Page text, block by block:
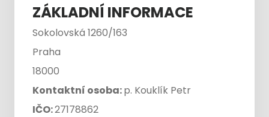
ZÁKLADNÍ INFORMACE
Sokolovská 1260/163
Praha
18000
Kontaktní osoba:p. Kouklík Petr
IČO:27178862